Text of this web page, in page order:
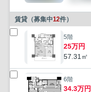
賃貸（募集中12件）
5階
25万円
57.31㎡
6階
34.3万円